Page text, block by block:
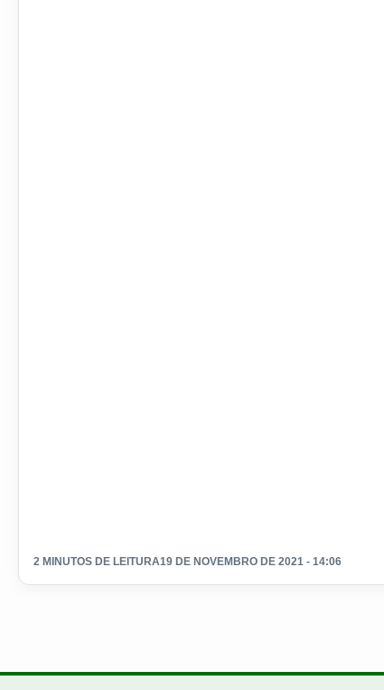
2 MINUTOS DE LEITURA19 DE NOVEMBRO DE 2021 - 14:06